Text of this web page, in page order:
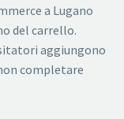
a Lugano
del carrello.
aggiungono
completare